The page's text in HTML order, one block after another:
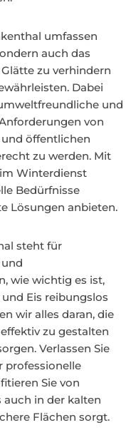
umfassen
auch das
zu verhindern
Dabei
und
von
öffentlichen
zu werden. Mit
Winterdienst
Bedürfnisse
Lösungen anbieten.
steht für
wie wichtig es ist,
Eis reibungslos
wir alles daran, die
zu gestalten
Verlassen Sie
professionelle
Sie von
auch in der kalten
Flächen sorgt.